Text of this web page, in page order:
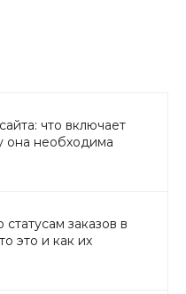
что включает
она необходима
заказов в
это и как их